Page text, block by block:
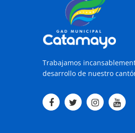
Trabajamos
desarrollo de nuestro